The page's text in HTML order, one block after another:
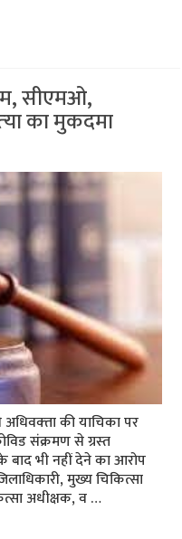
सीएमओ,
का मुकदमा
की याचिका पर
संक्रमण से ग्रस्‍त
भी नहीं देने का आरोप
मुख्य चिकित्सा
अधीक्षक, व …